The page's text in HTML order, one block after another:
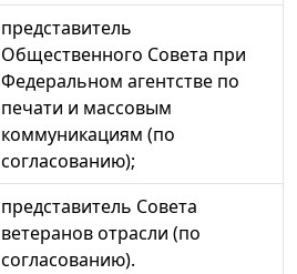
представитель
Общественного Совета при
Федеральном агентстве по
печати и массовым
коммуникациям (по
согласованию);
представитель Совета
ветеранов отрасли (по
согласованию).